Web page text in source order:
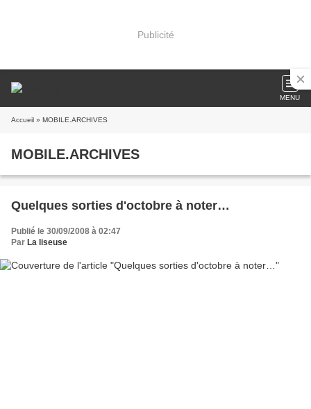
Publicité
MENU
Accueil » MOBILE.ARCHIVES
MOBILE.ARCHIVES
Quelques sorties d'octobre à noter…
Publié le 30/09/2008 à 02:47
Par La liseuse